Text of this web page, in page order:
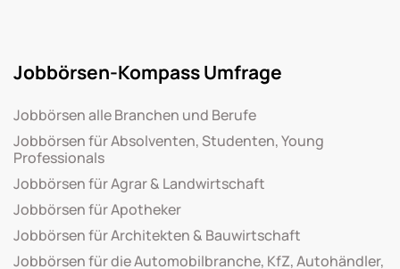
Jobbörsen-Kompass Umfrage
Jobbörsen alle Branchen und Berufe
Jobbörsen für Absolventen, Studenten, Young
Professionals
Jobbörsen für Agrar & Landwirtschaft
Jobbörsen für Apotheker
Jobbörsen für Architekten & Bauwirtschaft
Jobbörsen für die Automobilbranche, KfZ, Autohändler,